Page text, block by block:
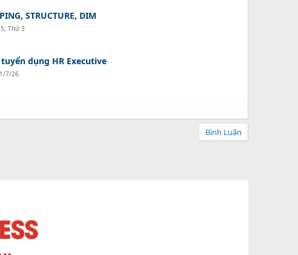
STRUCTURE, DIM
Thứ 3
tuyển dụng HR Executive
7/26
Bình Luận